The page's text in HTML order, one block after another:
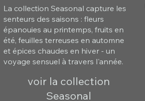
La collection Seasonal capture les
senteurs des saisons : fleurs
épanouies au printemps, fruits en
été, feuilles terreuses en automne
et épices chaudes en hiver - un
voyage sensuel à travers l'année.
voir la collection
Seasonal